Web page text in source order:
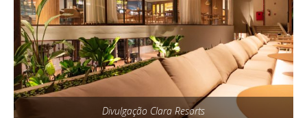
Divulgação Clara Resorts